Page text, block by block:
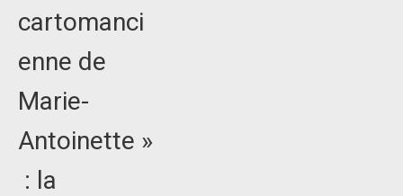
cartomanci
enne de
Marie-
Antoinette »
: la